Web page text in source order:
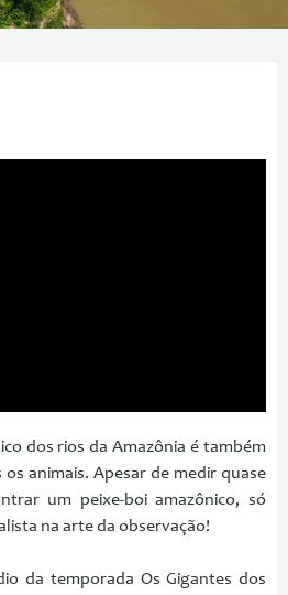
dos rios da Amazônia é também
animais. Apesar de medir quase
um peixe-boi amazônico, só
na arte da observação!
da temporada Os Gigantes dos